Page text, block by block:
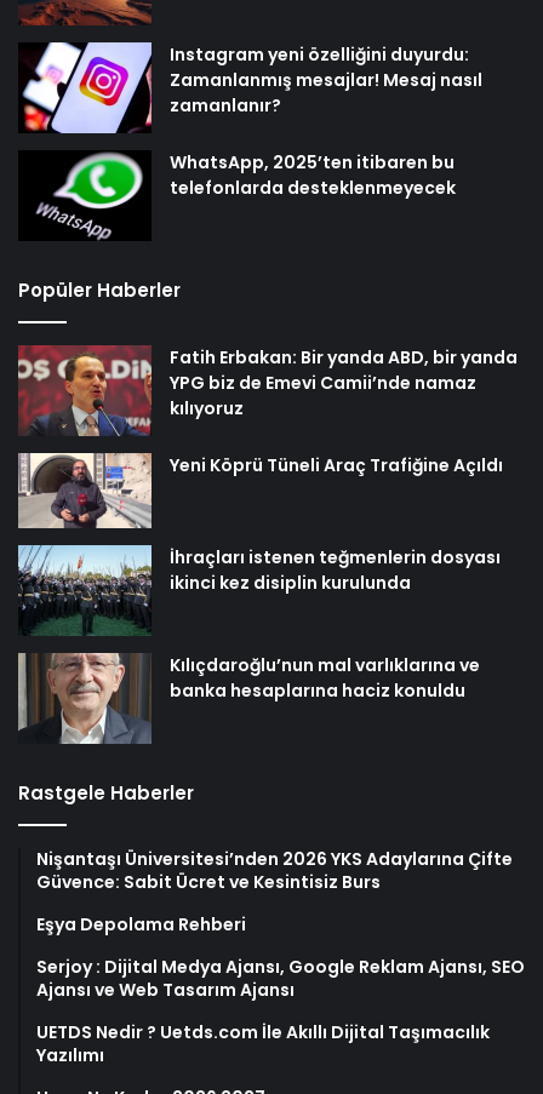
Instagram yeni özelliğini duyurdu:
Zamanlanmış mesajlar! Mesaj nasıl
zamanlanır?
WhatsApp, 2025’ten itibaren bu
telefonlarda desteklenmeyecek
Popüler Haberler
Fatih Erbakan: Bir yanda ABD, bir yanda
YPG biz de Emevi Camii’nde namaz
kılıyoruz
Yeni Köprü Tüneli Araç Trafiğine Açıldı
İhraçları istenen teğmenlerin dosyası
ikinci kez disiplin kurulunda
Kılıçdaroğlu’nun mal varlıklarına ve
banka hesaplarına haciz konuldu
Rastgele Haberler
Nişantaşı Üniversitesi’nden 2026 YKS Adaylarına Çifte
Güvence: Sabit Ücret ve Kesintisiz Burs
Eşya Depolama Rehberi
Serjoy : Dijital Medya Ajansı, Google Reklam Ajansı, SEO
Ajansı ve Web Tasarım Ajansı
UETDS Nedir ? Uetds.com İle Akıllı Dijital Taşımacılık
Yazılımı